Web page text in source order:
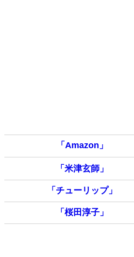
「Amazon」
「米津玄師」
「チューリップ」
「桜田淳子」